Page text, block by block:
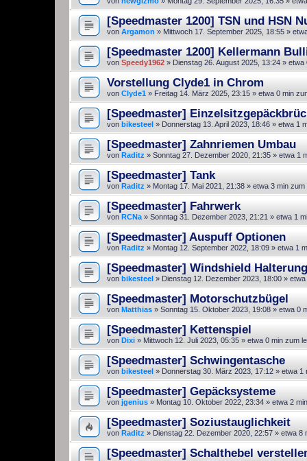
[Speedmaster 1200] TSN und HSN
von Argamon » Mittwoch 17. September 2025, 18:55 »
[Speedmaster 1200] Kellermann
von Speedy1962 » Dienstag 26. August 2025, 13:24 » etwa
Vorstellung Clyde1 in Chrom
von Clyde1 » Freitag 14. März 2025, 23:15 » etwa 0 min
[Speedmaster]
von bikesteel » Donnerstag 13. April 2023, 18:46 » etwa 1
[Speedmaster] Zahnriemen Umbau
von Raditz » Sonntag 27. Dezember 2020, 21:35 » etwa 1
[Speedmaster] Tank
von Raditz » Montag 17. Mai 2021, 21:38 » etwa 3 min zum
[Speedmaster] Fahrwerk
von RCNa » Sonntag 31. Dezember 2023, 21:21 » etwa 1
[Speedmaster] Auspuff Optionen
von Raditz » Montag 12. September 2022, 18:09 » etwa 1
[Speedmaster] Windshield Halterung
von bikesteel » Dienstag 12. Dezember 2023, 18:00 »
[Speedmaster] Motorschutzbügel
von Matthias » Sonntag 15. Oktober 2023, 19:08 » etwa 0
[Speedmaster] Kettenspiel
von Dixi » Mittwoch 12. Juli 2023, 05:35 » etwa 0 min zum
[Speedmaster] Schwingentasche
von bikesteel » Donnerstag 30. März 2023, 17:12 » etwa 1
[Speedmaster] Gepäcksysteme
von jgenius » Montag 10. Oktober 2022, 23:34 » etwa 2
[Speedmaster] Soziustauglichkeit
von Raditz » Dienstag 22. Dezember 2020, 22:57 » etwa 8
[Speedmaster] Schalthebel